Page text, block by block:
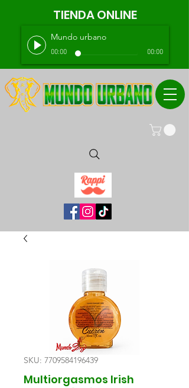
TIENDA ONLINE
Mundo urbano
00:00 00:00
SKU: 7709584196439
Multiorgasmos Irish